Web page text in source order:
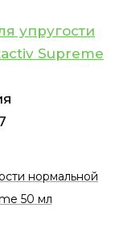
упругости
Supreme
нормальной
50 мл